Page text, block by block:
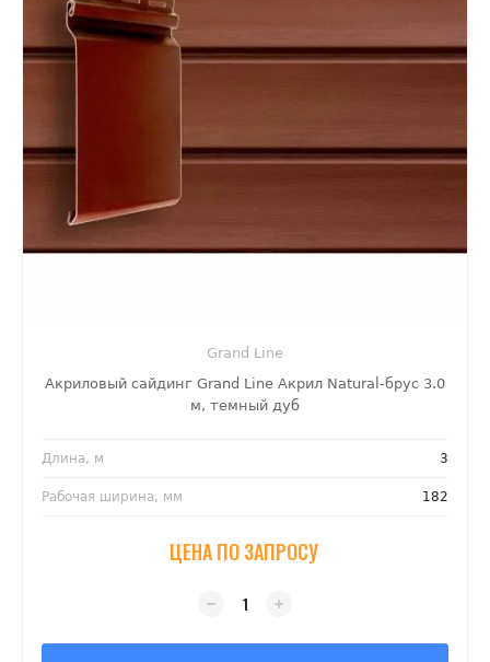
Grand Line
Акриловый сайдинг Grand Line Акрил Natural-брус 3.0
м, темный дуб
Длина, м 3
Рабочая ширина, мм 182
ЦЕНА ПО ЗАПРОСУ